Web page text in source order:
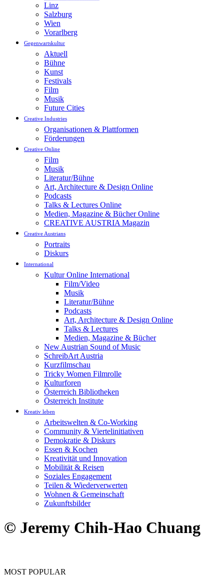
Linz
Salzburg
Wien
Vorarlberg
Gegenwartskultur
Aktuell
Bühne
Kunst
Festivals
Film
Musik
Future Cities
Creative Industries
Organisationen & Plattformen
Förderungen
Creative Online
Film
Musik
Literatur/Bühne
Art, Architecture & Design Online
Podcasts
Talks & Lectures Online
Medien, Magazine & Bücher Online
CREATIVE AUSTRIA Magazin
Creative Austrians
Portraits
Diskurs
International
Kultur Online International
Film/Video
Musik
Literatur/Bühne
Podcasts
Art, Architecture & Design Online
Talks & Lectures
Medien, Magazine & Bücher
New Austrian Sound of Music
SchreibArt Austria
Kurzfilmschau
Tricky Women Filmrolle
Kulturforen
Österreich Bibliotheken
Österreich Institute
Kreativ leben
Arbeitswelten & Co-Working
Community & Viertelinitiativen
Demokratie & Diskurs
Essen & Kochen
Kreativität und Innovation
Mobilität & Reisen
Soziales Engagement
Teilen & Wiederverwerten
Wohnen & Gemeinschaft
Zukunftsbilder
© Jeremy Chih-Hao Chuang
MOST POPULAR